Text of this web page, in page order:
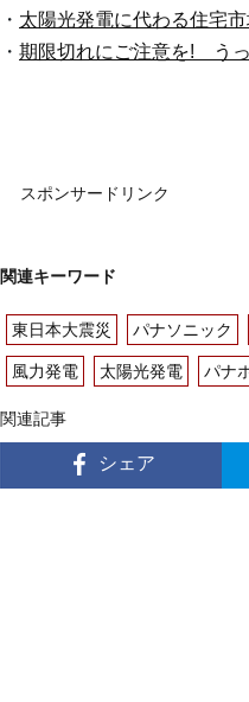
・ 太陽光発電に代わる住宅
・ 期限切れにご注意を! う
スポンサードリンク
関連キーワード
東日本大震災 パナソニック
風力発電 太陽光発電 パナ
関連記事
シェア